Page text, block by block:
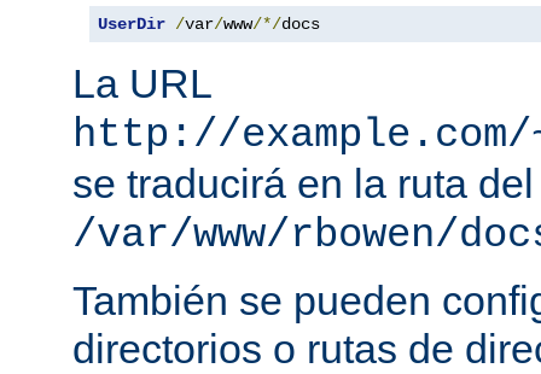
UserDir /var/www/*/docs
La URL
http://
se traducirá en la ruta
/var/www/rbowen/
También se pueden
directorios o rutas de